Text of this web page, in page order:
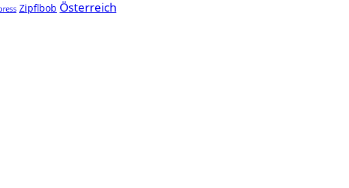
Zipflbob Österreich